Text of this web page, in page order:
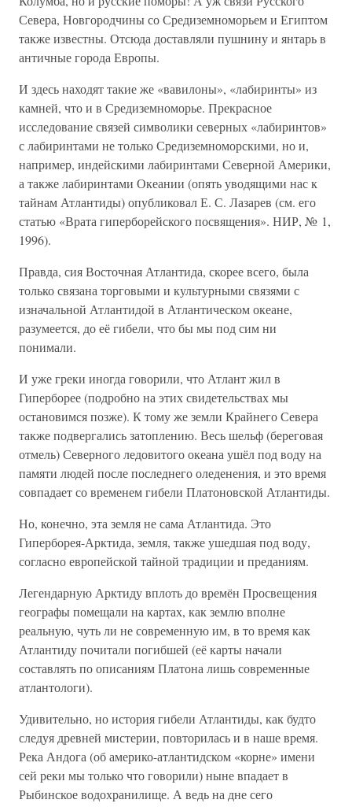
Севера, Новгородчины со Средиземноморьем и Египтом
также известны. Отсюда доставляли пушнину и янтарь в
античные города Европы.
И здесь находят такие же «вавилоны», «лабиринты» из
камней, что и в Средиземноморье. Прекрасное
исследование связей символики северных «лабиринтов»
с лабиринтами не только Средиземноморскими, но и,
например, индейскими лабиринтами Северной Америки,
а также лабиринтами Океании (опять уводящими нас к
тайнам Атлантиды) опубликовал Е. С. Лазарев (см. его
статью «Врата гиперборейского посвящения». НИР, № 1,
1996).
Правда, сия Восточная Атлантида, скорее всего, была
только связана торговыми и культурными связями с
изначальной Атлантидой в Атлантическом океане,
разумеется, до её гибели, что бы мы под сим ни
понимали.
И уже греки иногда говорили, что Атлант жил в
Гиперборее (подробно на этих свидетельствах мы
остановимся позже). К тому же земли Крайнего Севера
также подвергались затоплению. Весь шельф (береговая
отмель) Северного ледовитого океана ушёл под воду на
памяти людей после последнего оледенения, и это время
совпадает со временем гибели Платоновской Атлантиды.
Но, конечно, эта земля не сама Атлантида. Это
Гиперборея-Арктида, земля, также ушедшая под воду,
согласно европейской тайной традиции и преданиям.
Легендарную Арктиду вплоть до времён Просвещения
географы помещали на картах, как землю вполне
реальную, чуть ли не современную им, в то время как
Атлантиду почитали погибшей (её карты начали
составлять по описаниям Платона лишь современные
атлантологи).
Удивительно, но история гибели Атлантиды, как будто
следуя древней мистерии, повторилась и в наше время.
Река Андога (об америко-атлантидском «корне» имени
сей реки мы только что говорили) ныне впадает в
Рыбинское водохранилище. А ведь на дне сего